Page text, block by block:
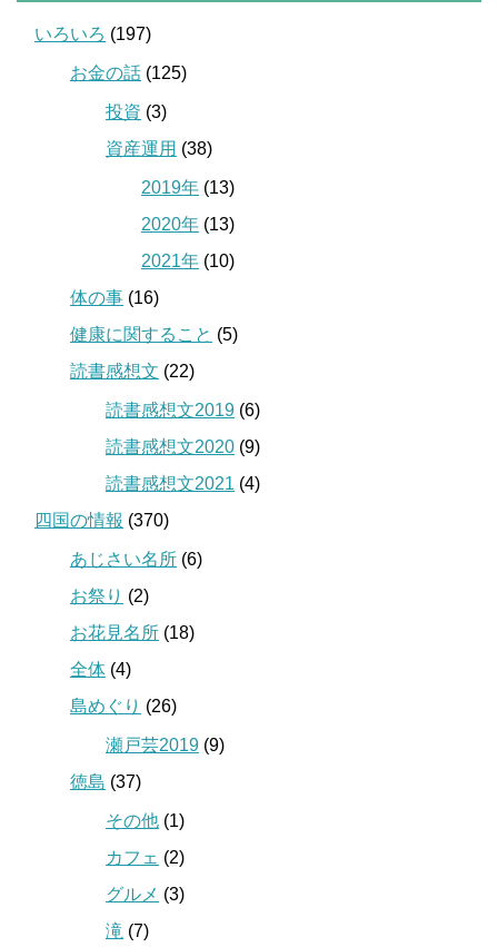
いろいろ (197)
お金の話 (125)
投資 (3)
資産運用 (38)
2019年 (13)
2020年 (13)
2021年 (10)
体の事 (16)
健康に関すること (5)
読書感想文 (22)
読書感想文2019 (6)
読書感想文2020 (9)
読書感想文2021 (4)
四国の情報 (370)
あじさい名所 (6)
お祭り (2)
お花見名所 (18)
全体 (4)
島めぐり (26)
瀬戸芸2019 (9)
徳島 (37)
その他 (1)
カフェ (2)
グルメ (3)
滝 (7)